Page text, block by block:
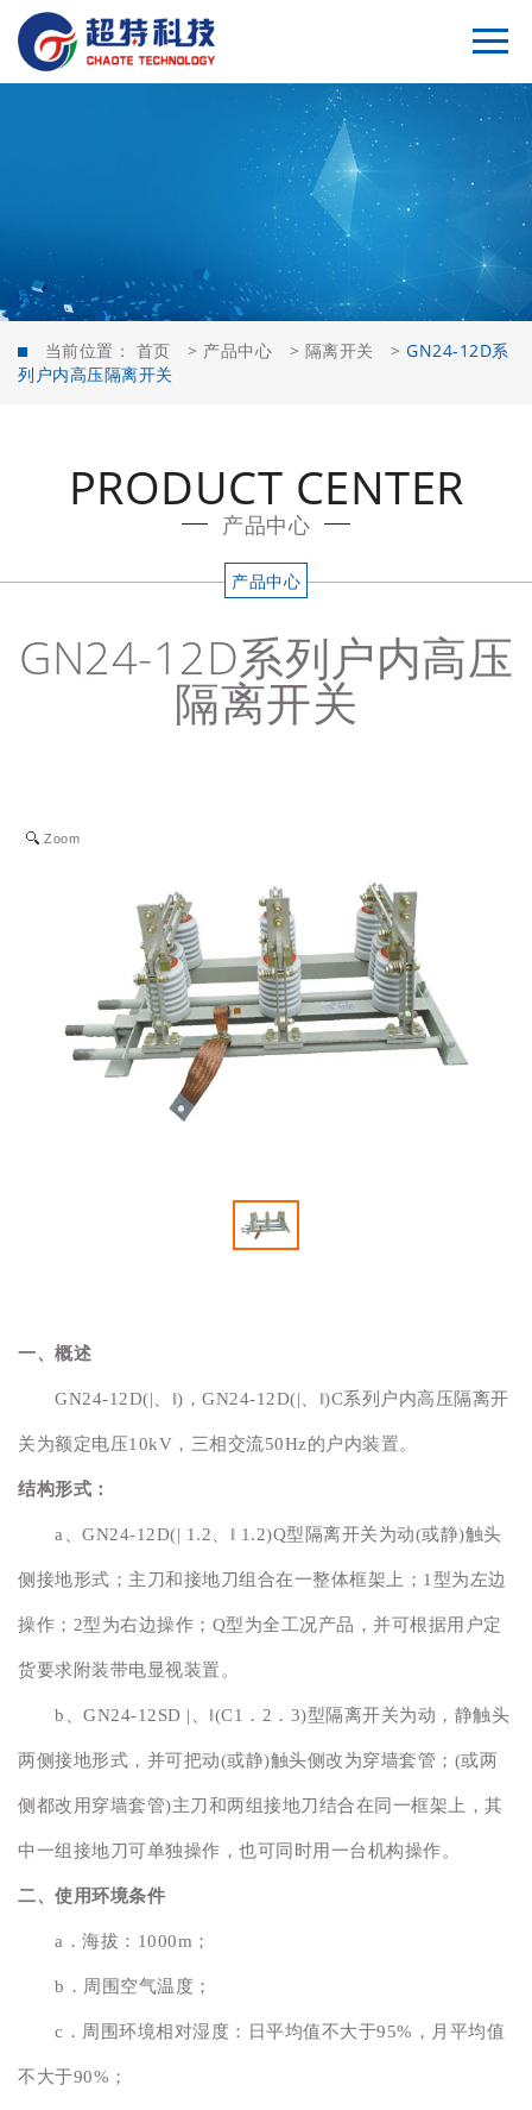
当前位置： 首页 > 产品中心 > 隔离开关 > GN24-12D系
列户内高压隔离开关
PRODUCT CENTER
产品中心
产品中心
GN24-12D系列户内高压
隔离开关
Zoom
一、概述
GN24-12D(|、‖)，GN24-12D(|、‖)C系列户内高压隔离开
关为额定电压10kV，三相交流50Hz的户内装置。
结构形式：
a、GN24-12D(| 1.2、‖ 1.2)Q型隔离开关为动(或静)触头
侧接地形式；主刀和接地刀组合在一整体框架上；1型为左边
操作；2型为右边操作；Q型为全工况产品，并可根据用户定
货要求附装带电显视装置。
b、GN24-12SD |、‖(C1．2．3)型隔离开关为动，静触头
两侧接地形式，并可把动(或静)触头侧改为穿墙套管；(或两
侧都改用穿墙套管)主刀和两组接地刀结合在同一框架上，其
中一组接地刀可单独操作，也可同时用一台机构操作。
二、使用环境条件
a．海拔：1000m；
b．周围空气温度；
c．周围环境相对湿度：日平均值不大于95%，月平均值
不大于90%；